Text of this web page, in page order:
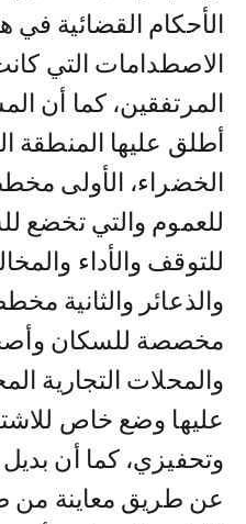
الأحكام القضائية في
الاصطدامات التي
المرتفقين، كما أن
أطلق عليها المنطقة
الخضراء، الأولى
للعموم والتي تخضع
للتوقف والأداء
والذعائر والثانية
مخصصة للسكان
والمحلات التجارية
عليها وضع خاص
وتحفيزي، كما أن
عن طريق معاينة